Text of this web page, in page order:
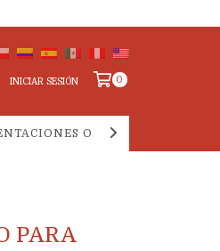
INICIAR SESIÓN 0
ONLINE
PARA